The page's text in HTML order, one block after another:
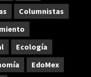
Columnistas
Ecología
EdoMex